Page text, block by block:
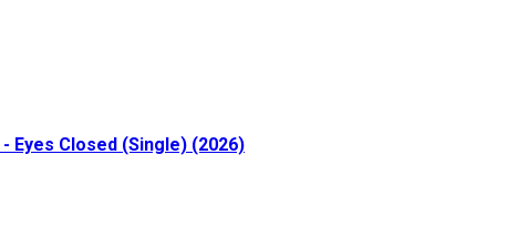
Eyes Closed (Single) (2026)